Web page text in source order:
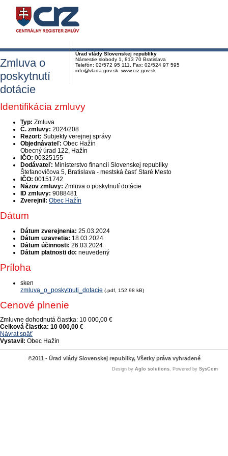
Úrad vlády Slovenskej republiky
Námestie slobody 1, 813 70 Bratislava
Telefón: 02/572 95 111, Fax: 02/524 97 595
info@vlada.gov.sk www.crz.gov.sk
Zmluva o
poskytnutí
dotácie
Identifikácia zmluvy
Typ: Zmluva
Č. zmluvy: 2024/208
Rezort: Subjekty verejnej správy
Objednávateľ: Obec Hažín
Obecný úrad 122, Hažín
IČO: 00325155
Dodávateľ: Ministerstvo financií Slovenskej republiky
Štefanovičova 5, Bratislava - mestská časť Staré Mesto
IČO: 00151742
Názov zmluvy: Zmluva o poskytnutí dotácie
ID zmluvy: 9088481
Zverejnil: Obec Hažín
Dátum
Dátum zverejnenia: 25.03.2024
Dátum uzavretia: 18.03.2024
Dátum účinnosti: 26.03.2024
Dátum platnosti do: neuvedený
Príloha
sken
zmluva_o_poskytnuti_dotacie (.pdf, 152.98 kB)
Cenové plnenie
Zmluvne dohodnutá čiastka: 10 000,00 €
Celková čiastka: 10 000,00 €
Návrat späť
Vystavil: Obec Hažín
©2011 - Úrad vlády Slovenskej republiky, Všetky práva vyhradené
Design by Aglo solutions, Powered by SysCom